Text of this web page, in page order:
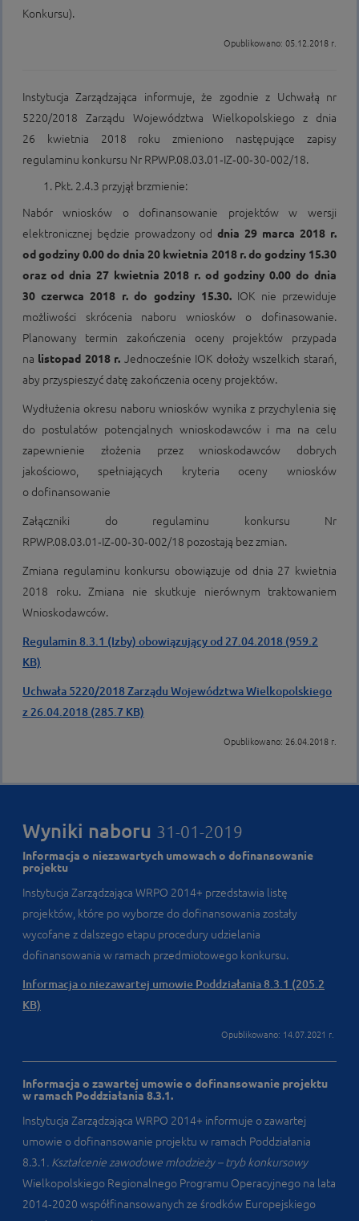
Konkursu).
Opublikowano: 05.12.2018 r.
Instytucja Zarządzająca informuje, że zgodnie z Uchwałą nr
5220/2018 Zarządu Województwa Wielkopolskiego z dnia
26 kwietnia 2018 roku zmieniono następujące zapisy
regulaminu konkursu Nr RPWP.08.03.01‑IZ‑00‑30‑002/18.
Pkt. 2.4.3 przyjął brzmienie:
Nabór wniosków o dofinansowanie projektów w wersji
elektronicznej będzie prowadzony oddnia 29 marca 2018 r.
od godziny 0.00 do dnia 20 kwietnia 2018 r. do godziny 15.30
oraz od dnia 27 kwietnia 2018 r. od godziny 0.00 do dnia
30 czerwca 2018 r. do godziny 15.30.IOK nie przewiduje
możliwości skrócenia naboru wniosków o dofinasowanie.
Planowany termin zakończenia oceny projektów przypada
na listopad 2018 r. Jednocześnie IOK dołoży wszelkich starań,
aby przyspieszyć datę zakończenia oceny projektów.
Wydłużenia okresu naboru wniosków wynika z przychylenia się
do postulatów potencjalnych wnioskodawców i ma na celu
zapewnienie złożenia przez wnioskodawców dobrych
jakościowo, spełniających kryteria oceny wniosków
o dofinansowanie
Załączniki do regulaminu konkursu Nr
RPWP.08.03.01‑IZ‑00‑30‑002/18 pozostają bez zmian.
Zmiana regulaminu konkursu obowiązuje od dnia 27 kwietnia
2018 roku. Zmiana nie skutkuje nierównym traktowaniem
Wnioskodawców.
Regulamin 8.3.1 (Izby) obowiązujący od 27.04.2018 (959.2
KB)
Uchwała 5220/2018 Zarządu Województwa Wielkopolskiego
z 26.04.2018 (285.7 KB)
Opublikowano: 26.04.2018 r.
Wyniki naboru 31-01-2019
Informacja o niezawartych umowach o dofinansowanie
projektu
Instytucja Zarządzająca WRPO 2014+ przedstawia listę
projektów, które po wyborze do dofinansowania zostały
wycofane z dalszego etapu procedury udzielania
dofinansowania w ramach przedmiotowego konkursu.
Informacja o niezawartej umowie Poddziałania 8.3.1 (205.2
KB)
Opublikowano: 14.07.2021 r.
Informacja o zawartej umowie o dofinansowanie projektu
w ramach Poddziałania 8.3.1.
Instytucja Zarządzająca WRPO 2014+ informuje o zawartej
umowie o dofinansowanie projektu w ramach Poddziałania
8.3.1
. Kształcenie zawodowe młodzieży – tryb konkursowy
Wielkopolskiego Regionalnego Programu Operacyjnego na lata
2014‑2020 współfinansowanych ze środków Europejskiego